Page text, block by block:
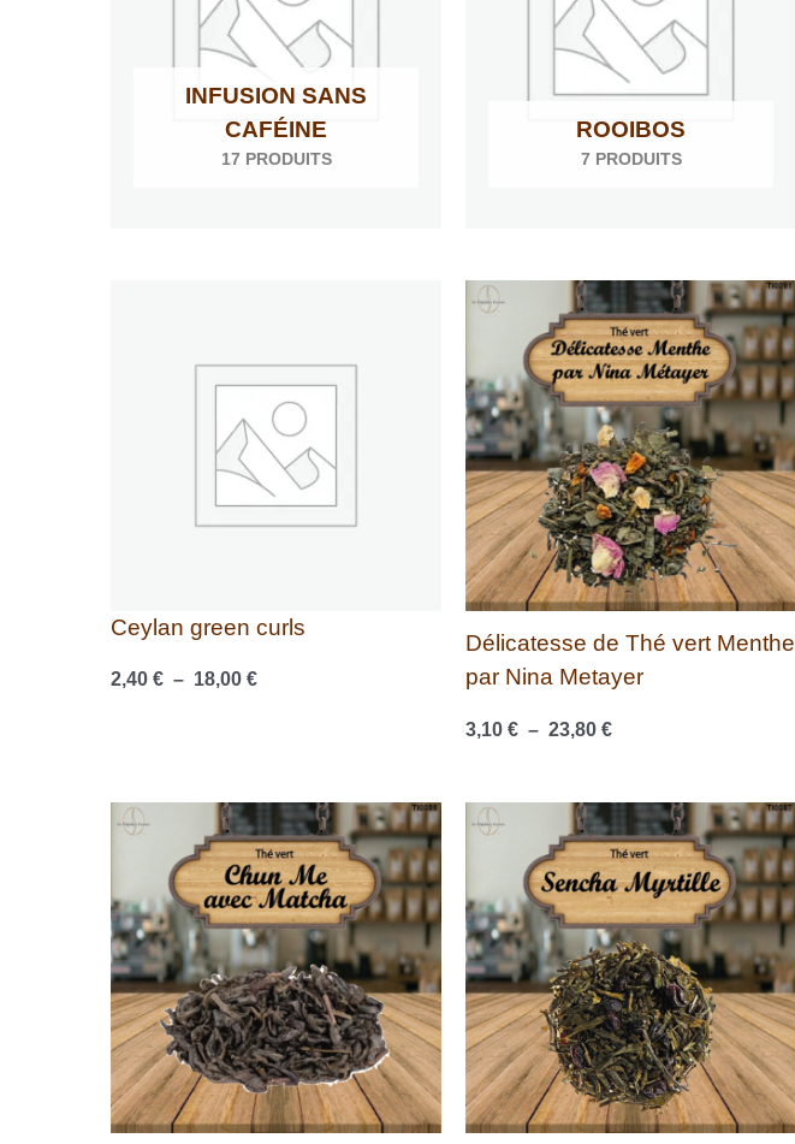
INFUSION SANS
CAFÉINE
17 PRODUITS
ROOIBOS
7 PRODUITS
Ceylan green curls
2,40 € – 18,00 €
2,40 €
à
18,00 €
Délicatesse de Thé vert Menthe
par Nina Metayer
3,10 € – 23,80 €
Plage
de
prix :
3,10 €
à
23,80 €
Plage
de
prix :
2,70 €
à
20,50 €
Plage
de
prix :
2,90 €
à
21,80 €